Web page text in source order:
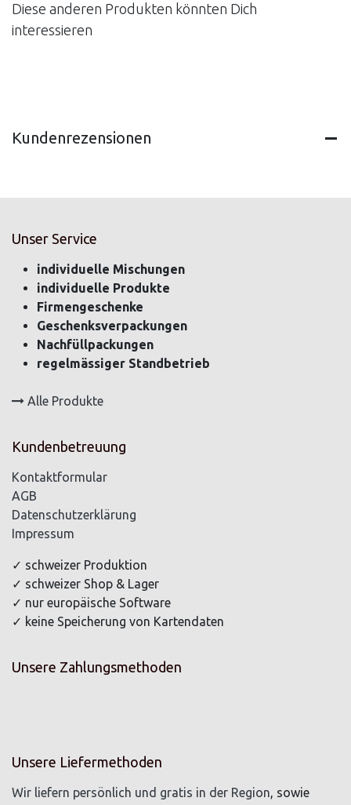
Diese anderen Produkten könnten Dich
interessieren
Kundenrezensionen
Unser Service
individuelle Mischungen
individuelle Produkte
Firmengeschenke
Geschenksverpackungen
Nachfüllpackungen
regelmässiger Standbetrieb
Alle Produkte
Kundenbetreuung
Kontaktformular
AGB
Datenschutzerklärung
Impressum
✓ schweizer Produktion
✓ schweizer Shop & Lager
✓ nur europäische Software
✓ keine Speicherung von Kartendaten
Unsere Zahlungsmethoden
Unsere Liefermethoden
Wir liefern persönlich und gratis in der Region, sowie